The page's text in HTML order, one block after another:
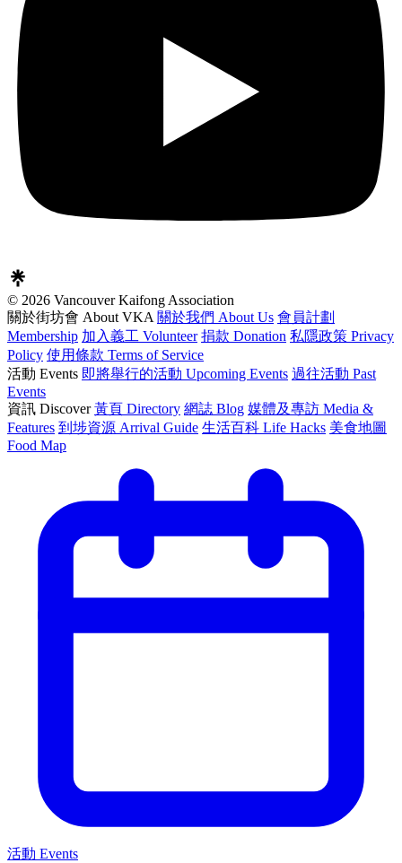
© 2026 Vancouver Kaifong Association
關於街坊會 About VKA 關於我們 About Us 會員計劃
Membership 加入義工 Volunteer 捐款 Donation 私隱政策 Privacy
Policy 使用條款 Terms of Service
活動 Events 即將舉行的活動 Upcoming Events 過往活動 Past
Events
資訊 Discover 黃頁 Directory 網誌 Blog 媒體及專訪 Media &
Features 到埗資源 Arrival Guide 生活百科 Life Hacks 美食地圖
Food Map
活動 Events